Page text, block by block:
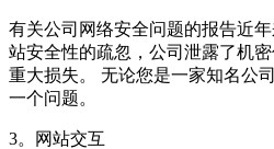
有关公司网络安全问题的报告近
站安全性的疏忽，公司泄露了机
重大损失。 无论您是一家知名公
一个问题。
3。网站交互